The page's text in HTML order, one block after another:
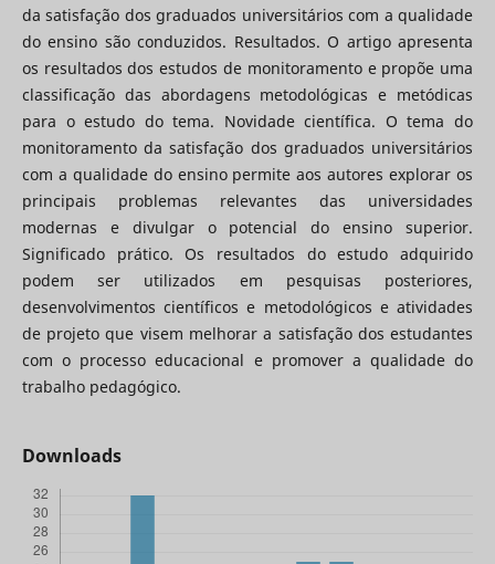
da satisfação dos graduados universitários com a qualidade
do ensino são conduzidos. Resultados. O artigo apresenta
os resultados dos estudos de monitoramento e propõe uma
classificação das abordagens metodológicas e metódicas
para o estudo do tema. Novidade científica. O tema do
monitoramento da satisfação dos graduados universitários
com a qualidade do ensino permite aos autores explorar os
principais problemas relevantes das universidades
modernas e divulgar o potencial do ensino superior.
Significado prático. Os resultados do estudo adquirido
podem ser utilizados em pesquisas posteriores,
desenvolvimentos científicos e metodológicos e atividades
de projeto que visem melhorar a satisfação dos estudantes
com o processo educacional e promover a qualidade do
trabalho pedagógico.
Downloads